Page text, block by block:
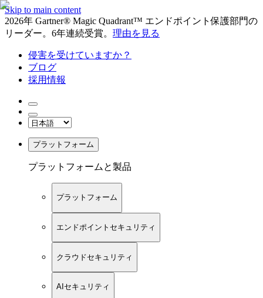
Skip to main content
2026年 Gartner® Magic Quadrant™ エンドポイント保護部門の
リーダー。6年連続受賞。 理由を見る
侵害を受けていますか？
ブログ
採用情報
プラットフォーム
プラットフォームと製品
プラットフォーム
エンドポイントセキュリティ
クラウドセキュリティ
AIセキュリティ